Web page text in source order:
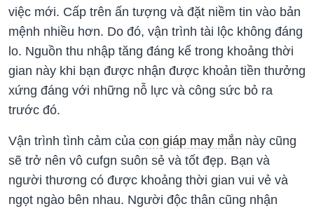
việc mới. Cấp trên ấn tượng và đặt niềm tin vào bản
mệnh nhiều hơn. Do đó, vận trình tài lộc không đáng
lo. Nguồn thu nhập tăng đáng kể trong khoảng thời
gian này khi bạn được nhận được khoản tiền thưởng
xứng đáng với những nỗ lực và công sức bỏ ra
trước đó.
Vận trình tình cảm của con giáp may mắn này cũng
sẽ trở nên vô cufgn suôn sẻ và tốt đẹp. Bạn và
người thương có được khoảng thời gian vui vẻ và
ngọt ngào bên nhau. Người độc thân cũng nhận